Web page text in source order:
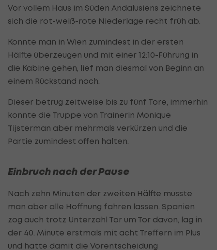
Vor vollem Haus im Süden Andalusiens zeichnete
sich die rot-weiß-rote Niederlage recht früh ab.
Konnte man in Wien zumindest in der ersten
Hälfte überzeugen und mit einer 12:10-Führung in
die Kabine gehen, lief man diesmal von Beginn an
einem Rückstand nach.
Dieser betrug zeitweise bis zu fünf Tore, immerhin
konnte die Truppe von Trainerin Monique
Tijsterman aber mehrmals verkürzen und die
Partie zumindest offen halten.
Einbruch nach der Pause
Nach zehn Minuten der zweiten Hälfte musste
man aber alle Hoffnung fahren lassen. Spanien
zog auch trotz Unterzahl Tor um Tor davon, lag in
der 40. Minute erstmals mit acht Treffern im Plus
und hatte damit die Vorentscheidung